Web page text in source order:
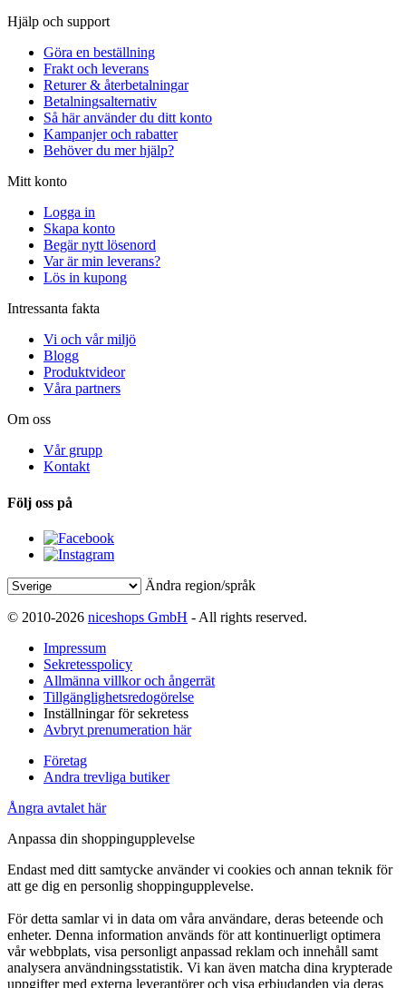
Hjälp och support
Göra en beställning
Frakt och leverans
Returer & återbetalningar
Betalningsalternativ
Så här använder du ditt konto
Kampanjer och rabatter
Behöver du mer hjälp?
Mitt konto
Logga in
Skapa konto
Begär nytt lösenord
Var är min leverans?
Lös in kupong
Intressanta fakta
Vi och vår miljö
Blogg
Produktvideor
Våra partners
Om oss
Vår grupp
Kontakt
Följ oss på
Ändra region/språk
© 2010-2026 niceshops GmbH - All rights reserved.
Impressum
Sekretesspolicy
Allmänna villkor och ångerrät
Tillgänglighetsredogörelse
Inställningar för sekretess
Avbryt prenumeration här
Företag
Andra trevliga butiker
Ångra avtalet här
Anpassa din shoppingupplevelse
Endast med ditt samtycke använder vi cookies och annan teknik för
att ge dig en personlig shoppingupplevelse.
För detta samlar vi in data om våra användare, deras beteende och
enheter. Denna information används för att kontinuerligt optimera
vår webbplats, visa personligt anpassad reklam och innehåll samt
analysera användningsstatistik. Vi kan även matcha dina krypterade
uppgifter med externa leverantörer och visa erbjudanden via deras